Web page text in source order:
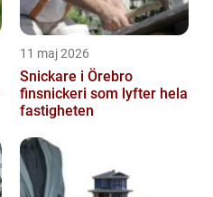
11 maj 2026
Snickare i Örebro
finsnickeri som lyfter hela
fastigheten